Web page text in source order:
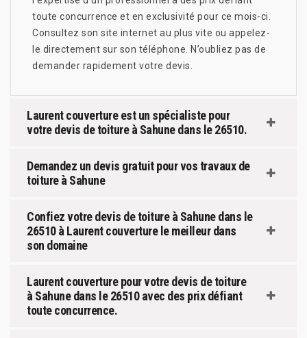
toute concurrence et en exclusivité pour ce mois-ci.
Consultez son site internet au plus vite ou appelez-
le directement sur son téléphone. N’oubliez pas de
demander rapidement votre devis.
Laurent couverture est un spécialiste pour
votre devis de toiture à Sahune dans le 26510.
Demandez un devis gratuit pour vos travaux de
toiture à Sahune
Confiez votre devis de toiture à Sahune dans le
26510 à Laurent couverture le meilleur dans
son domaine
Laurent couverture pour votre devis de toiture
à Sahune dans le 26510 avec des prix défiant
toute concurrence.